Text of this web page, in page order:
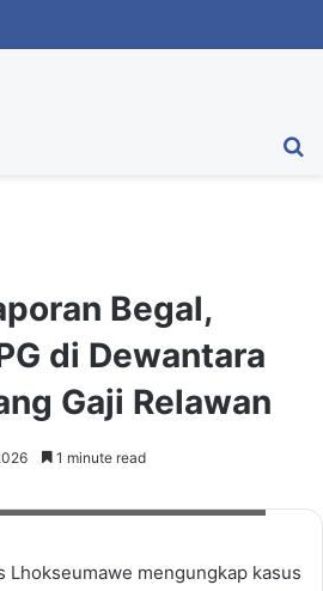
Begal,
di Dewantara
Gaji Relawan
1 minute read
Lhokseumawe mengungkap kasus